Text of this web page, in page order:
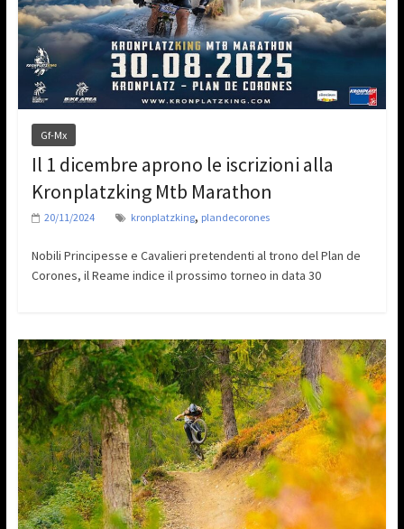
Gf-Mx
Il 1 dicembre aprono le iscrizioni alla
Kronplatzking Mtb Marathon
20/11/2024 kronplatzking, plandecorones
Nobili Principesse e Cavalieri pretendenti al trono del Plan de
Corones, il Reame indice il prossimo torneo in data 30